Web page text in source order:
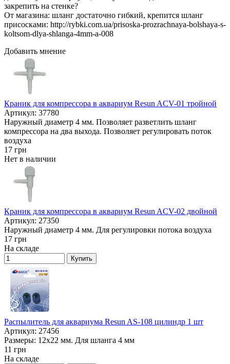
закрепить на стенке?
От магазина: шланг достаточно гибкий, крепится шланг
присосками: http://rybki.com.ua/prisoska-prozrachnaya-bolshaya-s-
koltsom-dlya-shlanga-4mm-a-008
Добавить мнение
Краник для компрессора в аквариум Resun ACV-01 тройной
Артикул: 37780
Наружный диаметр 4 мм. Позволяет разветлить шланг
компрессора на два выхода. Позволяет регулировать поток
воздуха
17 грн
Нет в наличии
Краник для компрессора в аквариум Resun ACV-02 двойной
Артикул: 27350
Наружный диаметр 4 мм. Для регулировки потока воздуха
17 грн
На складе
Купить
Распылитель для аквариума Resun AS-108 цилиндр 1 шт
Артикул: 27456
Размеры: 12х22 мм. Для шланга 4 мм
11 грн
На складе